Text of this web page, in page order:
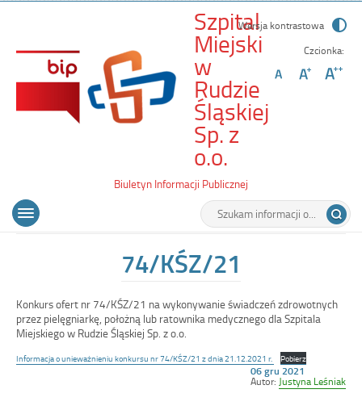
Szpital
Miejski
w
Rudzie
Śląskiej
Sp. z
o.o.
74/KŚZ/21
Biuletyn Informacji Publicznej
Wersja kontrastowa
Czcionka:
Wyszukiwarka
Tutaj
wpisz
Menu
główne
Otwórz
74/KŚZ/21
Konkurs ofert nr 74/KŚZ/21 na wykonywanie świadczeń zdrowotnych
przez pielęgniarkę, położną lub ratownika medycznego dla Szpitala
Miejskiego w Rudzie Śląskiej Sp. z o.o.
Informacja o unieważnieniu konkursu nr 74/KŚZ/21 z dnia 21.12.2021 r. Pobierz
Opublikowano
w
06 gru 2021
Autor: Justyna Leśniak